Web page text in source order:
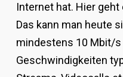
Internet hat. Hier
Das kann man heute
mindestens 10 Mbit/
Geschwindigkeiten